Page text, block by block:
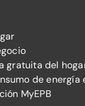
gratuita del
de energía
MyEPB